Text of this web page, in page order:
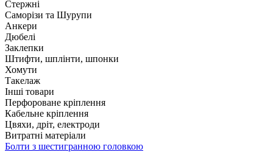
Стержні
Саморізи та Шурупи
Анкери
Дюбелі
Заклепки
Штифти, шплінти, шпонки
Хомути
Такелаж
Інші товари
Перфороване кріплення
Кабельне кріплення
Цвяхи, дріт, електроди
Витратні матеріали
Болти з шестигранною головкою